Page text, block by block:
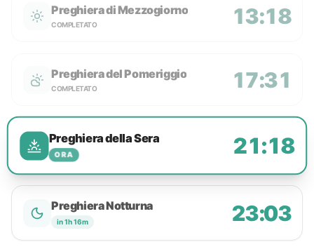
Preghiera di Mezzogiorno
COMPLETATO 13:18
Preghiera del Pomeriggio
COMPLETATO 17:31
Preghiera della Sera
ORA 21:18
Preghiera Notturna
in 1h 16m 23:03